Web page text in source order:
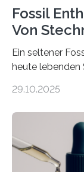
Fossil
Von
Ein seltener
heute lebenden
Forschende die
Region Kachin
Art einer neuen
nun den
29.10.2025